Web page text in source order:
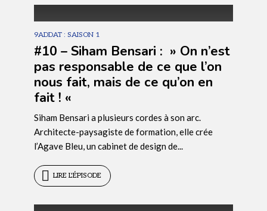
ÉPISODE 10
9ADDAT : SAISON 1
#10 – Siham Bensari : » On n’est
pas responsable de ce que l’on
nous fait, mais de ce qu’on en
fait ! «
Siham Bensari a plusieurs cordes à son arc.
Architecte-paysagiste de formation, elle crée
l’Agave Bleu, un cabinet de design de...
LIRE L'ÉPISODE